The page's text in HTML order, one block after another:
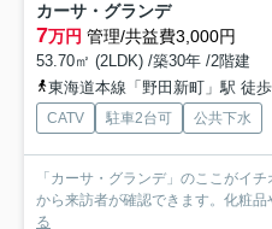
カーサ・グランデ
7万円 管理/共益費3,000円
53.70㎡ (2LDK) /築30年 /2階建
東海道本線「野田新町」駅 徒
CATV 駐車2台可 公共下水
「カーサ・グランデ」のここがイ
から来訪者が確認できます。化粧
る